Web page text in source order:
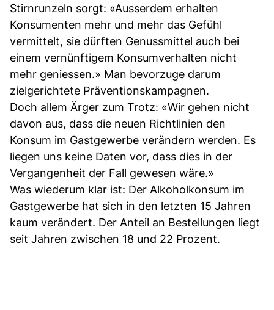
Stirnrunzeln sorgt: «Ausserdem erhalten
Konsumenten mehr und mehr das Gefühl
vermittelt, sie dürften Genussmittel auch bei
einem vernünftigem Konsumverhalten nicht
mehr geniessen.» Man bevorzuge darum
zielgerichtete Präventionskampagnen.
Doch allem Ärger zum Trotz: «Wir gehen nicht
davon aus, dass die neuen Richtlinien den
Konsum im Gastgewerbe verändern werden. Es
liegen uns keine Daten vor, dass dies in der
Vergangenheit der Fall gewesen wäre.»
Was wiederum klar ist: Der Alkoholkonsum im
Gastgewerbe hat sich in den letzten 15 Jahren
kaum verändert. Der Anteil an Bestellungen liegt
seit Jahren zwischen 18 und 22 Prozent.